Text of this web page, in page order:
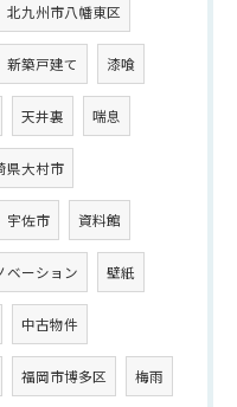
北九州市八幡東区
新築戸建て 漆喰
天井裏 喘息
県大村市
宇佐市 資料館
ベーション 壁紙
中古物件
福岡市博多区 梅雨